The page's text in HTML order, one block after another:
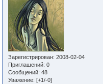
Зарегистрирован: 2008-02-04
Приглашений: 0
Сообщений: 48
Уважение: [+1/-0]